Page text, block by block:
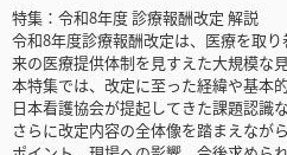
特集：令和8年度 診療報酬改定 解説
令和8年度診療報酬改定は、医療を取
来の医療提供体制を見すえた大規模な
本特集では、改定に至った経緯や基本
日本看護協会が提起してきた課題認識
さらに改定内容の全体像を踏まえなが